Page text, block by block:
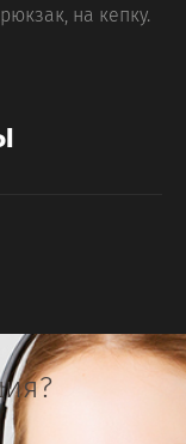
на кепку.